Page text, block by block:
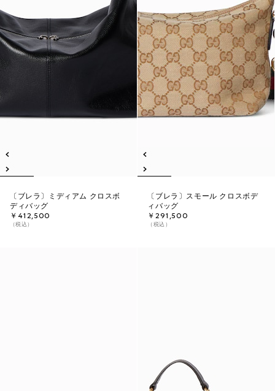
〔ブレラ〕ミディアム クロスボ
ディバッグ
￥412,500
（税込）
〔ブレラ〕スモール クロスボデ
ィバッグ
￥291,500
（税込）